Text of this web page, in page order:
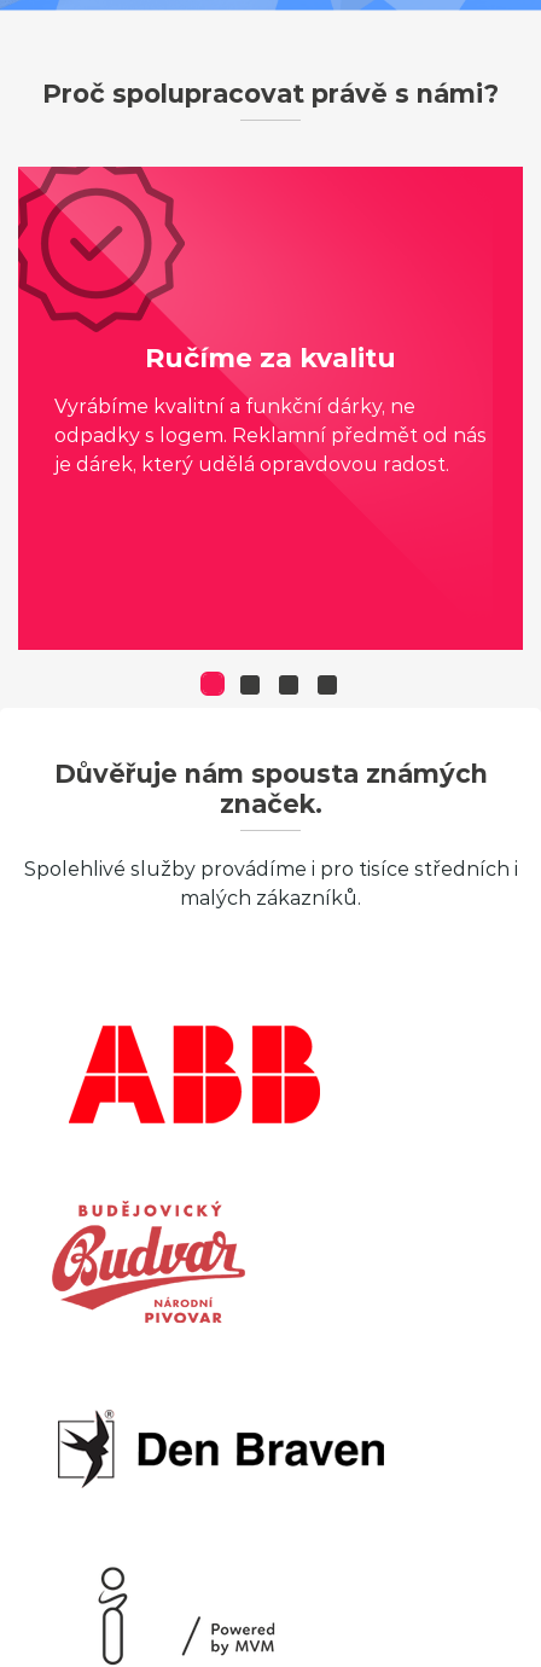
Proč spolupracovat právě s námi?
Ručíme za kvalitu
Vyrábíme kvalitní a funkční dárky, ne
odpadky s logem. Reklamní předmět od nás
je dárek, který udělá opravdovou radost.
Důvěřuje nám spousta známých
značek.
Spolehlivé služby provádíme i pro tisíce středních i
malých zákazníků.